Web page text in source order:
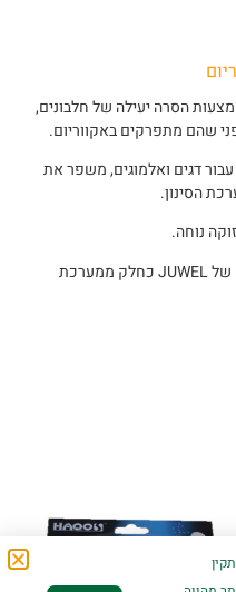
הסרה יעילה של חלבונים,
שהם מתפרקים באקווריום.
עבור דגים ואלמוגים, משפר את
הסינון.
נוחה.
מתאים לשילוב באקווריומי מים מלוחים של JUWEL כחלק ממערכת